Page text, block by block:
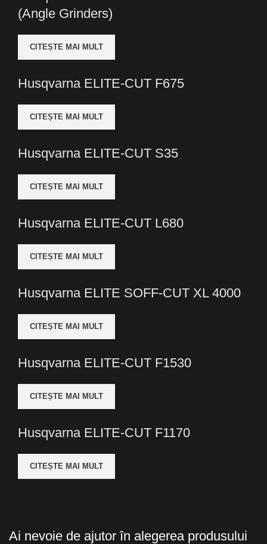
(Angle Grinders)
CITEȘTE MAI MULT
Husqvarna ELITE-CUT F675
CITEȘTE MAI MULT
Husqvarna ELITE-CUT S35
CITEȘTE MAI MULT
Husqvarna ELITE-CUT L680
CITEȘTE MAI MULT
Husqvarna ELITE SOFF-CUT XL 4000
CITEȘTE MAI MULT
Husqvarna ELITE-CUT F1530
CITEȘTE MAI MULT
Husqvarna ELITE-CUT F1170
CITEȘTE MAI MULT
Ai nevoie de ajutor în alegerea produsului